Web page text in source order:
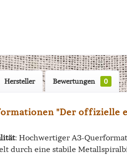
Hersteller Bewertungen 0
"Der offizielle
: Hochwertiger A3-
durch eine stabile